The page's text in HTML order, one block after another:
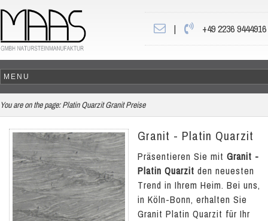
| +49 2236 9444916
You are on the page: Platin Quarzit Granit Preise
Granit - Platin Quarzit
Präsentieren Sie mit Granit -
Platin Quarzit den neuesten
Trend in Ihrem Heim. Bei uns,
in Köln-Bonn, erhalten Sie
Granit Platin Quarzit für Ihr